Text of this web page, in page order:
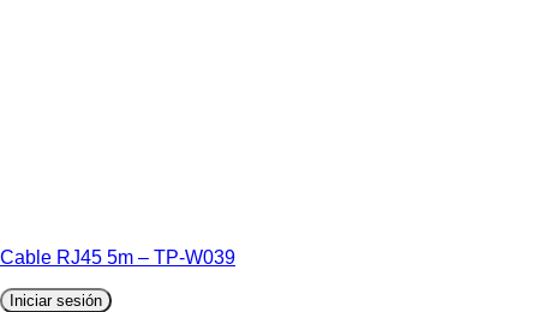
Cable RJ45 5m – TP-W039
Iniciar sesión